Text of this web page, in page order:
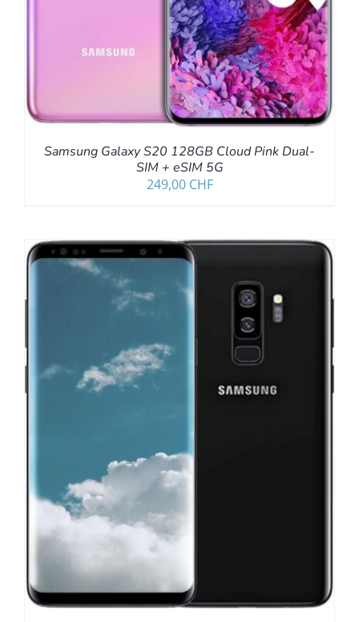
Samsung Galaxy S20 128GB Cloud Pink Dual-
SIM + eSIM 5G
249,00 CHF